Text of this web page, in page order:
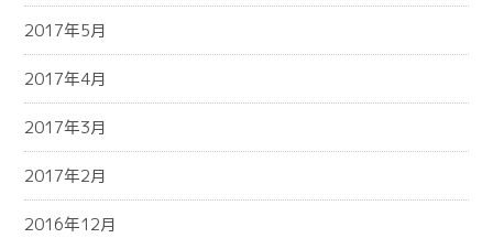
2017年5月
2017年4月
2017年3月
2017年2月
2016年12月